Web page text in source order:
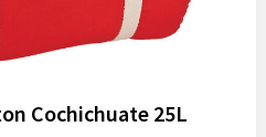
Cochichuate 25L